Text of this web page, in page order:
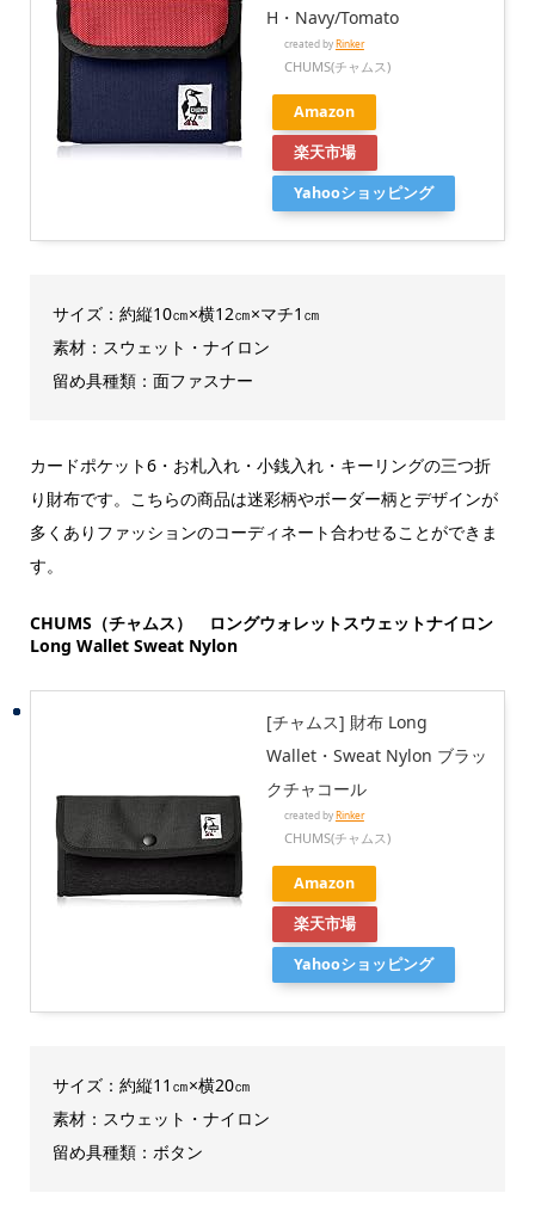
H・Navy/Tomato
created byRinker
CHUMS(チャムス)
Amazon
楽天市場
Yahooショッピング
サイズ：約縦10㎝×横12㎝×マチ1㎝
素材：スウェット・ナイロン
留め具種類：面ファスナー
カードポケット6・お札入れ・小銭入れ・キーリングの三つ折
り財布です。こちらの商品は迷彩柄やボーダー柄とデザインが
多くありファッションのコーディネート合わせることができま
す。
CHUMS（チャムス） ロングウォレットスウェットナイロン
Long Wallet Sweat Nylon
[チャムス] 財布 Long
Wallet・Sweat Nylon ブラッ
クチャコール
created byRinker
CHUMS(チャムス)
Amazon
楽天市場
Yahooショッピング
サイズ：約縦11㎝×横20㎝
素材：スウェット・ナイロン
留め具種類：ボタン